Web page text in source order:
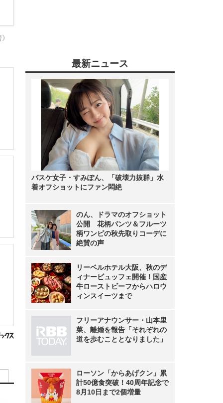
最新ニュース
バスケ女子・すみぽん、「破壊力抜群」水
着オフショットにファン悶絶
のん、ドラマのオフショット
公開 花柄パンツ＆フルーツ
柄ワンピの秋先取りコーデに
絶賛の声
リーベルホテル大阪、秋のデ
ィナービュッフェ開催！国産
牛ローストビーフからハロウ
ィンスイーツまで
フリーアナウンサー・山本里
菜、離婚を報告「それぞれの
道を歩むこととなりました」
ローソン「からあげクン」累
計50億食突破！40周年記念で
8月10日まで2個増量